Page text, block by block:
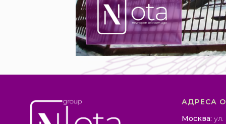
АДРЕСА
Москва: